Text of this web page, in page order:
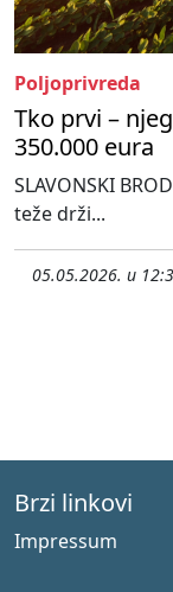
Poljoprivreda
Tko prvi –
350.000 eura
SLAVONSKI
teže drži...
05.05.2026. u
Brzi linkovi
Impressum